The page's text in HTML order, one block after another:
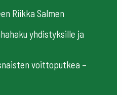
Riikka Salmen
yhdistyksille ja
voittoputkea –